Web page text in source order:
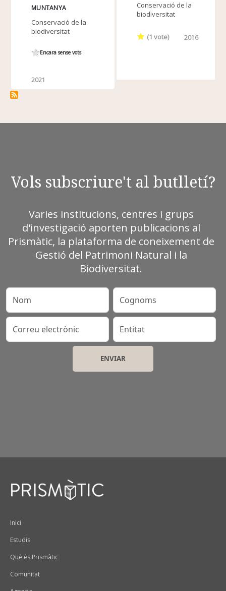
MUNTANYA
Conservació de la
biodiversitat
Encara sense vots
2021
Conservació de la
biodiversitat
(1 vote) 2016
Vols subscriure't al butlletí?
Varies institucions, centres i grups
d'investigació aporten publicacions al
Prismàtic, la plataforma de coneixement de
Gestió del Patrimoni Natural i la
Biodiversitat.
Nom Cognoms
Correu electrònic Entitat
Peu
Inici
Estudis
Què és Prismàtic
Comunitat